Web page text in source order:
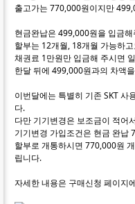
출고가는 770,000원이지만
현금완납은 499,000원을 입금
할부는 12개월, 18개월 가능하
채권료 1만원만 입금해 주시면
한달 뒤에 499,000원과의 차액
이번달에는 특별히 기존 SKT 사
다.
다만 기기변경은 보조금이 적어
기기변경 가입조건은 현금 완납
할부로 개통하시면 770,000원
립니다.
자세한 내용은 구매신청 페이지